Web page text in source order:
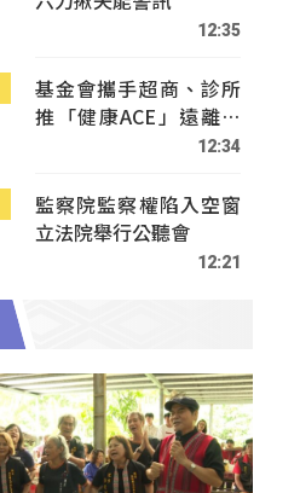
12:35
基金會攜手超商、診所
推「健康ACE」遠離疾
12:34
監察院監察權陷入空窗
立法院舉行公聽會
12:21